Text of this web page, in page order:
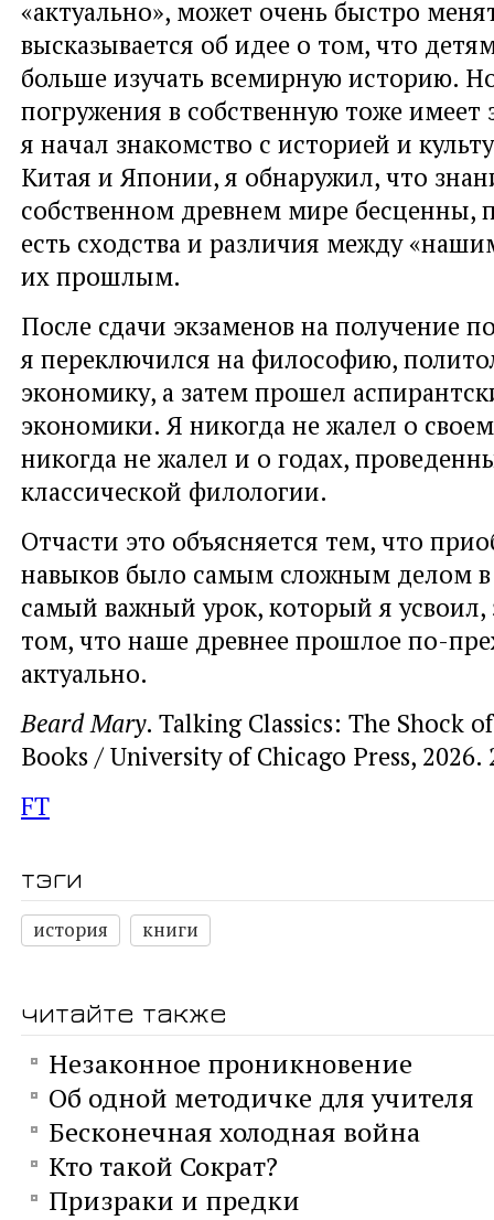
«актуально», может очень быстро
высказывается об идее о том, что
больше изучать всемирную историю.
погружения в собственную тоже имеет
я начал знакомство с историей и
Китая и Японии, я обнаружил, что
собственном древнем мире бесценны,
есть сходства и различия между
их прошлым.
После сдачи экзаменов на получение
я переключился на философию,
экономику, а затем прошел
экономики. Я никогда не жалел о
никогда не жалел и о годах,
классической филологии.
Отчасти это объясняется тем, что
навыков было самым сложным делом
самый важный урок, который я усвоил,
том, что наше древнее прошлое по-
актуально.
Beard Mary. Talking Classics: The Shock
Books / University of Chicago Press, 2026.
FT
тэги
история книги
читайте также
Незаконное проникновение
Об одной методичке для учителя
Бесконечная холодная война
Кто такой Сократ?
Призраки и предки